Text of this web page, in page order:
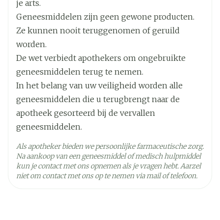
bij pups jonger dan 8 weken en/of honden
lichter dan 2 kg. Het diergeneesmiddel dient niet
toegediend te worden met een interval korter
dan 8 weken omdat de veiligheid bij een korter
interval niet is onderzocht. Speciale
voorzorgsmaatregelen te nemen door de
persoon die het diergeneesmiddel aan de dieren
toedient: Bewaar het diergeneesmiddel tot
gebruik in de oorspronkelijke verpakking om te
voorkomen dat kinderen in contact komen met
het diergeneesmiddel.
Overgevoeligheidsreacties bij mensen zijn
waargenomen. Niet eten, drinken of roken
je arts.
Geneesmiddelen zijn geen gewone producten.
Ze kunnen nooit teruggenomen of geruild
worden.
De wet verbiedt apothekers om ongebruikte
geneesmiddelen terug te nemen.
In het belang van uw veiligheid worden alle
geneesmiddelen die u terugbrengt naar de
apotheek gesorteerd bij de vervallen
geneesmiddelen.
Als apotheker bieden we persoonlijke farmaceutische zorg.
Na aankoop van een geneesmiddel of medisch hulpmiddel
kun je contact met ons opnemen als je vragen hebt. Aarzel
niet om contact met ons op te nemen via mail of telefoon.